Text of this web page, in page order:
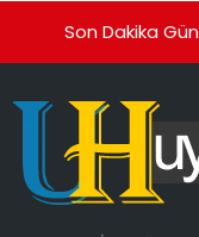
Son Dakika